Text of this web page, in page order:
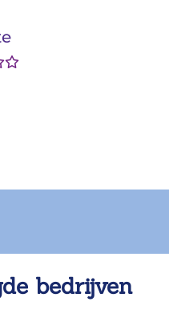
bedrijven